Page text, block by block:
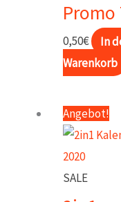
Promo
0,50€
In
Warenkorb
Angebot!
SALE